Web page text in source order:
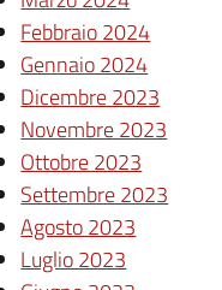
Febbraio 2024
Gennaio 2024
Dicembre 2023
Novembre 2023
Ottobre 2023
Settembre 2023
Agosto 2023
Luglio 2023